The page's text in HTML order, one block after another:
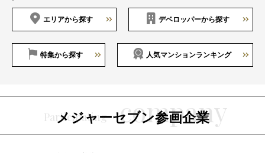
エリアから探す デベロッパーから探す
特集から探す 人気マンションランキング
メジャーセブン参画企業